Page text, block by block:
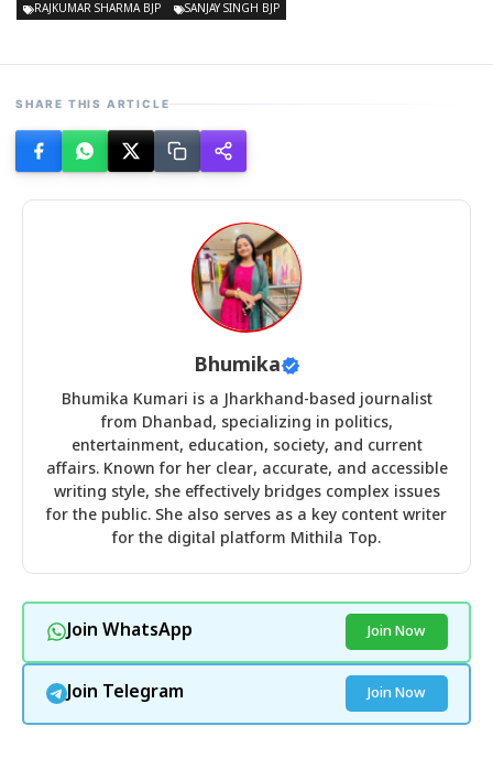
RAJKUMAR SHARMA BJP
SANJAY SINGH BJP
SHARE THIS ARTICLE
Bhumika
Bhumika Kumari is a Jharkhand-based journalist
from Dhanbad, specializing in politics,
entertainment, education, society, and current
affairs. Known for her clear, accurate, and accessible
writing style, she effectively bridges complex issues
for the public. She also serves as a key content writer
for the digital platform Mithila Top.
Join WhatsApp Join Now
Join Telegram Join Now